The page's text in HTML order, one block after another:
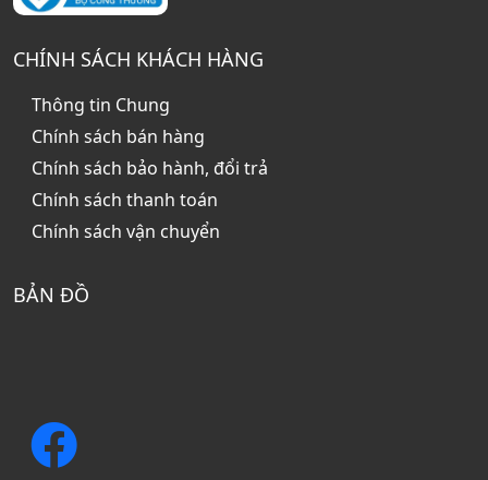
CHÍNH SÁCH KHÁCH HÀNG
Thông tin Chung
Chính sách bán hàng
Chính sách bảo hành, đổi trả
Chính sách thanh toán
Chính sách vận chuyển
BẢN ĐỒ